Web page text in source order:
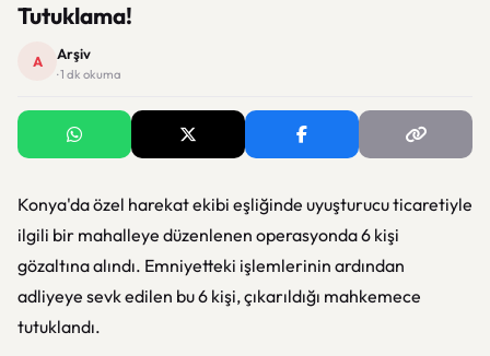
Tutuklama!
A Arşiv
· 1 dk okuma
Konya'da özel harekat ekibi eşliğinde uyuşturucu ticaretiyle
ilgili bir mahalleye düzenlenen operasyonda 6 kişi
gözaltına alındı. Emniyetteki işlemlerinin ardından
adliyeye sevk edilen bu 6 kişi, çıkarıldığı mahkemece
tutuklandı.